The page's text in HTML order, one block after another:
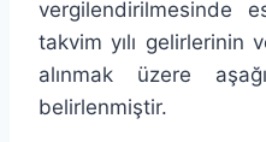
vergilendirilmesinde
takvim yılı gelirlerinin
alınmak üzere
belirlenmiştir.